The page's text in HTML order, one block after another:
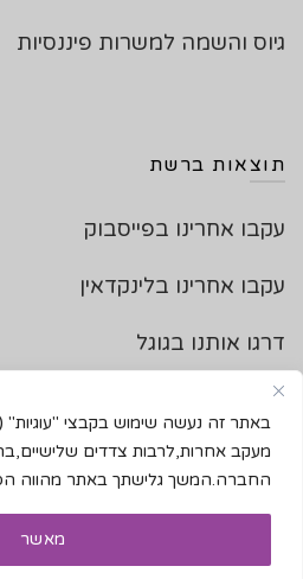
באתר זה נעשה שימוש בקבצי "עוגיות"
מעקב אחרות,לרבות צדדים
החברה.המשך גלישתך באתר מהווה
מאשר
גיוס והשמה למשרות פיננסיות
תוצאות ברשת
עקבו אחרינו בפייסבוק
עקבו אחרינו בלינקדאין
דרגו אותנו בגוגל
צרו איתנו קשר
2023 © כל הזכויות
והשמה